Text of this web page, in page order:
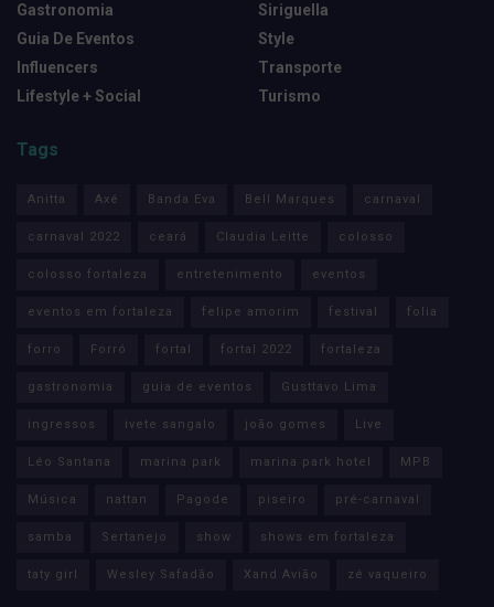
Gastronomia
Guia De Eventos
Influencers
Lifestyle + Social
Siriguella
Style
Transporte
Turismo
Tags
Anitta Axé Banda Eva Bell Marques carnaval
carnaval 2022 ceará Claudia Leitte colosso
colosso fortaleza entretenimento eventos
eventos em fortaleza felipe amorim festival folia
forro Forró fortal fortal 2022 fortaleza
gastronomia guia de eventos Gusttavo Lima
ingressos ivete sangalo joão gomes Live
Léo Santana marina park marina park hotel MPB
Música nattan Pagode piseiro pré-carnaval
samba Sertanejo show shows em fortaleza
taty girl Wesley Safadão Xand Avião zé vaqueiro